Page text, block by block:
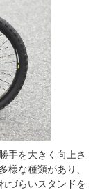
手を大きく向上さ
様な種類があり、
づらいスタンドを